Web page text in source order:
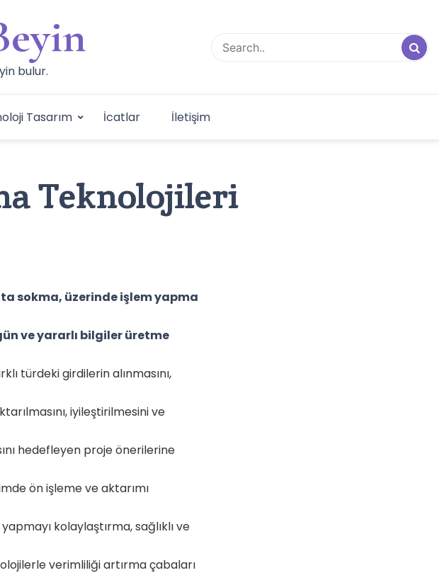
bulur.
Tasarım İcatlar İletişim
Teknolojileri
sokma, üzerinde işlem yapma
ve yararlı bilgiler üretme
türdeki girdilerin alınmasını,
iyileştirilmesini ve
hedefleyen proje önerilerine
ön işleme ve aktarımı
kolaylaştırma, sağlıklı ve
verimliliği artırma çabaları